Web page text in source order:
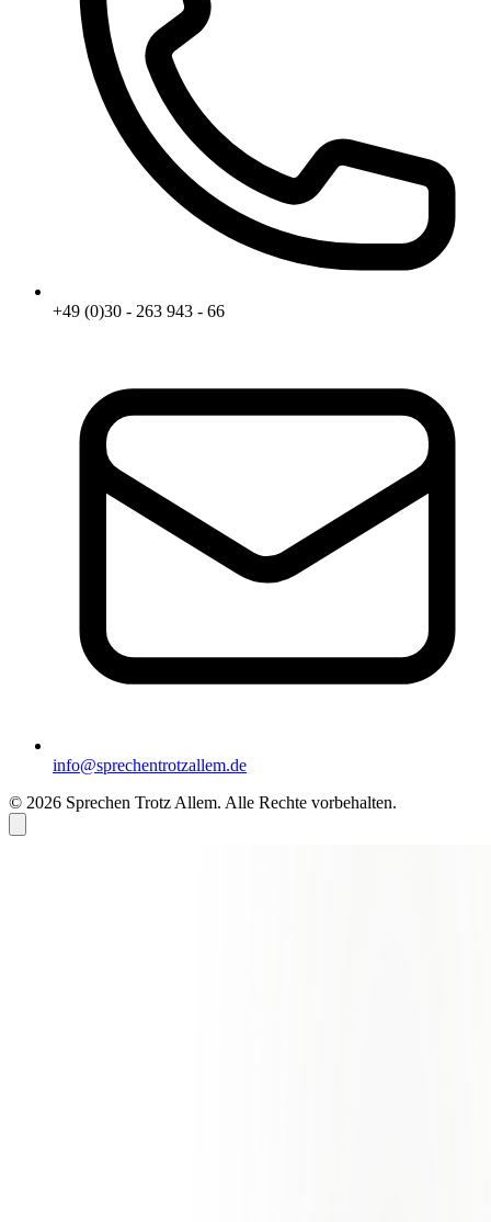
+49 (0)30 - 263 943 - 66
info@sprechentrotzallem.de
© 2026 Sprechen Trotz Allem. Alle Rechte vorbehalten.